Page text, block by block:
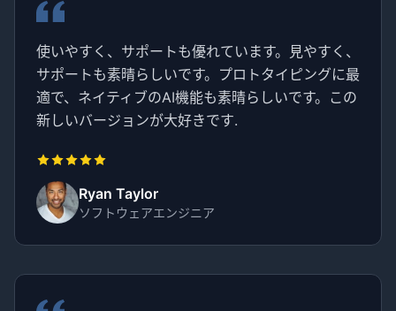
使いやすく、サポートも優れています。見やすく、
サポートも素晴らしいです。プロトタイピングに最
適で、ネイティブのAI機能も素晴らしいです。この
新しいバージョンが大好きです.
Ryan Taylor
ソフトウェアエンジニア